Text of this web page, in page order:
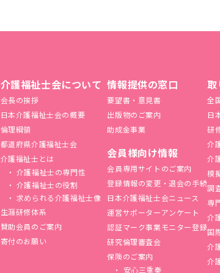
介護福祉士会について
会長の挨拶
日本介護福祉士会の概要
倫理綱領
都道府県介護福祉士会
介護福祉士とは
介護福祉士の専門性
介護福祉士の役割
求められる介護福祉士像
生涯研修体系
賛助会員のご案内
寄付のお願い
情報提供の窓口
要望書・意見書
出版物のご案内
助成金事業
会員様向け情報
会員専用サイトのご案内
登録情報の変更・退会の手続
日本介護福祉士会ニュース
運営サポーターアンケート
認証マーク事業モニター登録
研究倫理審査会
保険のご案内
安心三重奏
取
全
日
研
介
介
模
調
専
介
国
介
介